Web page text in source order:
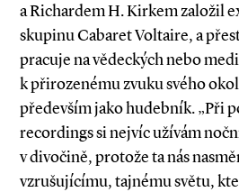
a Richardem H. Kirkem založil
skupinu Cabaret Voltaire, a
pracuje na vědeckých nebo
k přirozenému zvuku svého
především jako hudebník. „Při
recordings si nejvíc užívám
v divočině, protože ta nás
vzrušujícímu, tajnému světu,